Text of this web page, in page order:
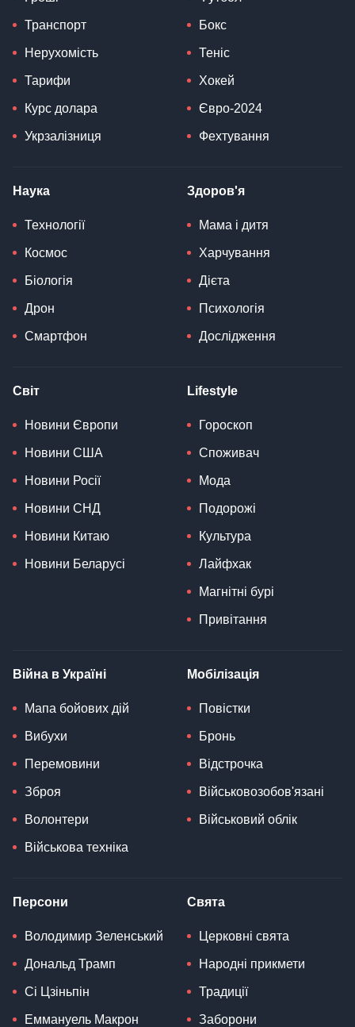
Транспорт
Нерухомість
Тарифи
Курс долара
Укрзалізниця
Бокс
Теніс
Хокей
Євро-2024
Фехтування
Наука
Технології
Космос
Біологія
Дрон
Смартфон
Здоров'я
Мама і дитя
Харчування
Дієта
Психологія
Дослідження
Світ
Новини Європи
Новини США
Новини Росії
Новини СНД
Новини Китаю
Новини Беларусі
Lifestyle
Гороскоп
Споживач
Мода
Подорожі
Культура
Лайфхак
Магнітні бурі
Привітання
Війна в Україні
Мапа бойових дій
Вибухи
Перемовини
Зброя
Волонтери
Військова техніка
Мобілізація
Повістки
Бронь
Відстрочка
Військовозобов'язані
Військовий облік
Персони
Володимир Зеленський
Дональд Трамп
Сі Цзіньпін
Еммануель Макрон
Свята
Церковні свята
Народні прикмети
Традиції
Заборони